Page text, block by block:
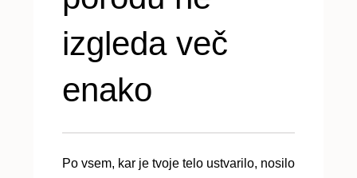
izgleda več
enako
Po vsem, kar je tvoje telo ustvarilo, nosilo